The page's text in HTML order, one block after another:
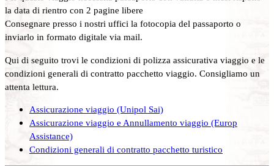
la data di rientro con 2 pagine libere
Consegnare presso i nostri uffici la fotocopia del passaporto o
inviarlo in formato digitale via mail.
Qui di seguito trovi le condizioni di polizza assicurativa viaggio e le
condizioni generali di contratto pacchetto viaggio. Consigliamo un
attenta lettura.
Assicurazione viaggio (Unipol Sai)
Assicurazione viaggio e Annullamento viaggio (Europ
Assistance)
Condizioni generali di contratto pacchetto turistico